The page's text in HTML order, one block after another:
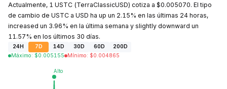
Actualmente, 1 USTC (TerraClassicUSD) cotiza a $0.005070. El tipo
de cambio de USTC a USD ha up un 2.15% en las últimas 24 horas,
increased un 3.96% en la última semana y slightly downward un
11.57% en los últimos 30 días.
24H 7D 14D 30D 60D
200D
Máximo: $0.005155 Mínimo: $0.004865